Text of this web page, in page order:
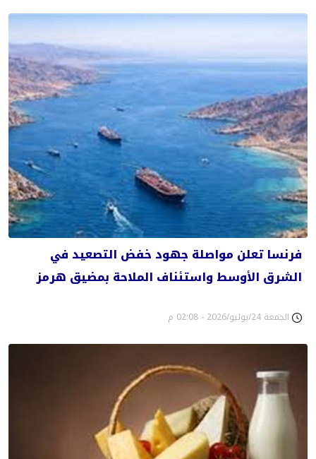
فرنسا تعلن مواصلة جهود خفض التصعيد في
الشرق الأوسط واستئناف الملاحة بمضيق هرمز
الجمعة 24/يوليو/2026 - 02:08 م